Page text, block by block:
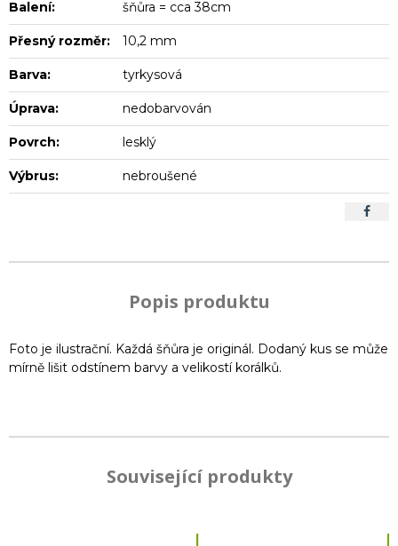
Balení: šňůra = cca 38cm
Přesný rozměr: 10,2 mm
Barva: tyrkysová
Úprava: nedobarvován
Povrch: lesklý
Výbrus: nebroušené
Popis produktu
Foto je ilustrační. Každá šňůra je originál. Dodaný kus se může
mírně lišit odstínem barvy a velikostí korálků.
Související produkty